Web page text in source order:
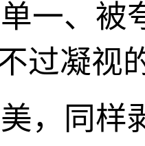
一、被
过凝视
，同样